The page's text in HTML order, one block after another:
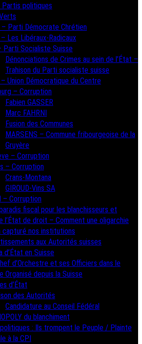
politiques
– Parti Démocrate Chrétien
Les Libéraux-Radicaux
Parti Socialiste Suisse
Dénonciations de Crimes au sein de l’État –
Trahison du Parti socialiste suisse
– Union Démocratique du Centre
– Corruption
Fabien GASSER
Marc FAHRNI
Fusion des Communes
MARSENS – Commune fribourgeoise de la
Gruyère
– Corruption
– Corruption
Crans-Montana
GIROUD-Vins SA
– Corruption
fiscal pour les blanchisseurs et
l’État de droit – Comment une oligarchie
capturé nos institutions
aux Autorités suisses
d’État en Suisse
d’Orchestre et ses Officiers dans le
Organisé depuis la Suisse
d’État
des Autorités
Candidature au Conseil Fédéral
du blanchiment
politiques : Ils trompent le Peuple / Plainte
à la CPI